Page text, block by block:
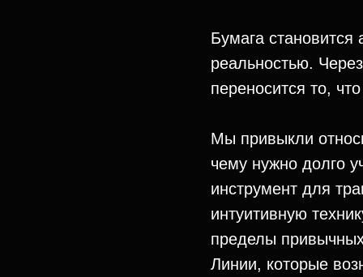
Бумага
реальностью.
переносится то,
Мы привыкли
чему нужно долго
инструмент для
интуитивную
пределы
Линии, которые